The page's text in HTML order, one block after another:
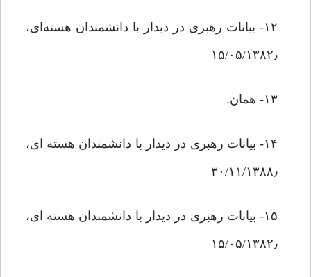
۱۲- بیانات رهبری در دیدار با دانشمندان هسته‌ای،
۱۵/۰۵/۱۳۸۲٫
۱۳- همان.
۱۴- بیانات رهبری در دیدار با دانشمندان هسته ای،
۳۰/۱۱/۱۳۸۸٫
۱۵- بیانات رهبری در دیدار با دانشمندان هسته ای،
۱۵/۰۵/۱۳۸۲٫